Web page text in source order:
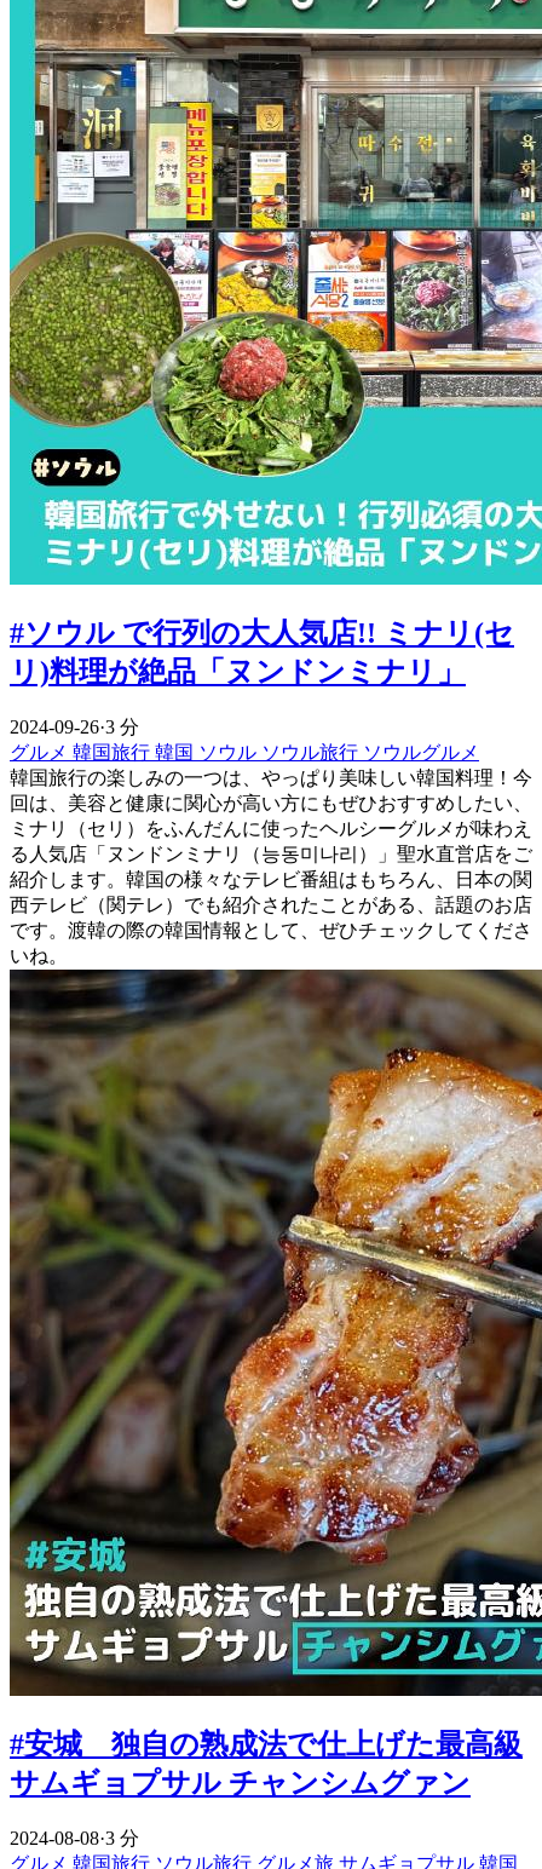
#ソウル で行列の大人気店!! ミナリ(セ
リ)料理が絶品「ヌンドンミナリ」
2024-09-26·3 分
グルメ 韓国旅行 韓国 ソウル ソウル旅行 ソウルグルメ
韓国旅行の楽しみの一つは、やっぱり美味しい韓国料理！今
回は、美容と健康に関心が高い方にもぜひおすすめしたい、
ミナリ（セリ）をふんだんに使ったヘルシーグルメが味わえ
る人気店「ヌンドンミナリ（능동미나리）」聖水直営店をご
紹介します。韓国の様々なテレビ番組はもちろん、日本の関
西テレビ（関テレ）でも紹介されたことがある、話題のお店
です。渡韓の際の韓国情報として、ぜひチェックしてくださ
いね。
#安城 独自の熟成法で仕上げた最高級
サムギョプサル チャンシムグァン
2024-08-08·3 分
グルメ 韓国旅行 ソウル旅行 グルメ旅 サムギョプサル 韓国